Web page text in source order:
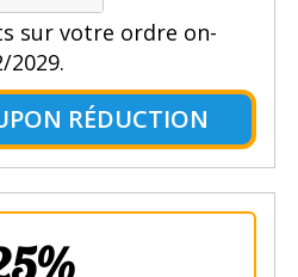
sur votre ordre on-
2029.
RÉDUCTION